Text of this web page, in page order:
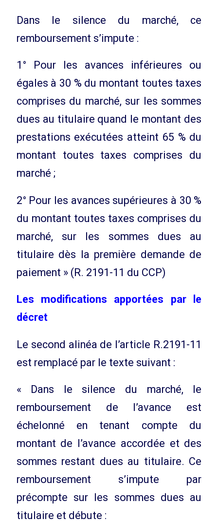
Dans le silence du marché, ce
remboursement s’impute :
1° Pour les avances inférieures ou
égales à 30 % du montant toutes taxes
comprises du marché, sur les sommes
dues au titulaire quand le montant des
prestations exécutées atteint 65 % du
montant toutes taxes comprises du
marché ;
2° Pour les avances supérieures à 30 %
du montant toutes taxes comprises du
marché, sur les sommes dues au
titulaire dès la première demande de
paiement » (R. 2191-11 du CCP)
Les modifications apportées par le
décret
Le second alinéa de l’article R.2191-11
est remplacé par le texte suivant :
« Dans le silence du marché, le
remboursement de l’avance est
échelonné en tenant compte du
montant de l’avance accordée et des
sommes restant dues au titulaire. Ce
remboursement s’impute par
précompte sur les sommes dues au
titulaire et débute :